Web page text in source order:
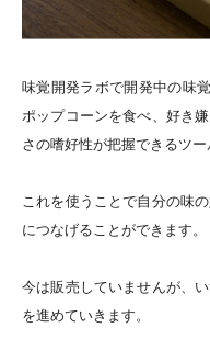
味覚開発ラボで開発中の味
ポップコーンを食べ、好き
さの嗜好性が把握できるツー
これを使うことで自分の味
につなげることができます。
今は販売していませんが、
を進めていきます。